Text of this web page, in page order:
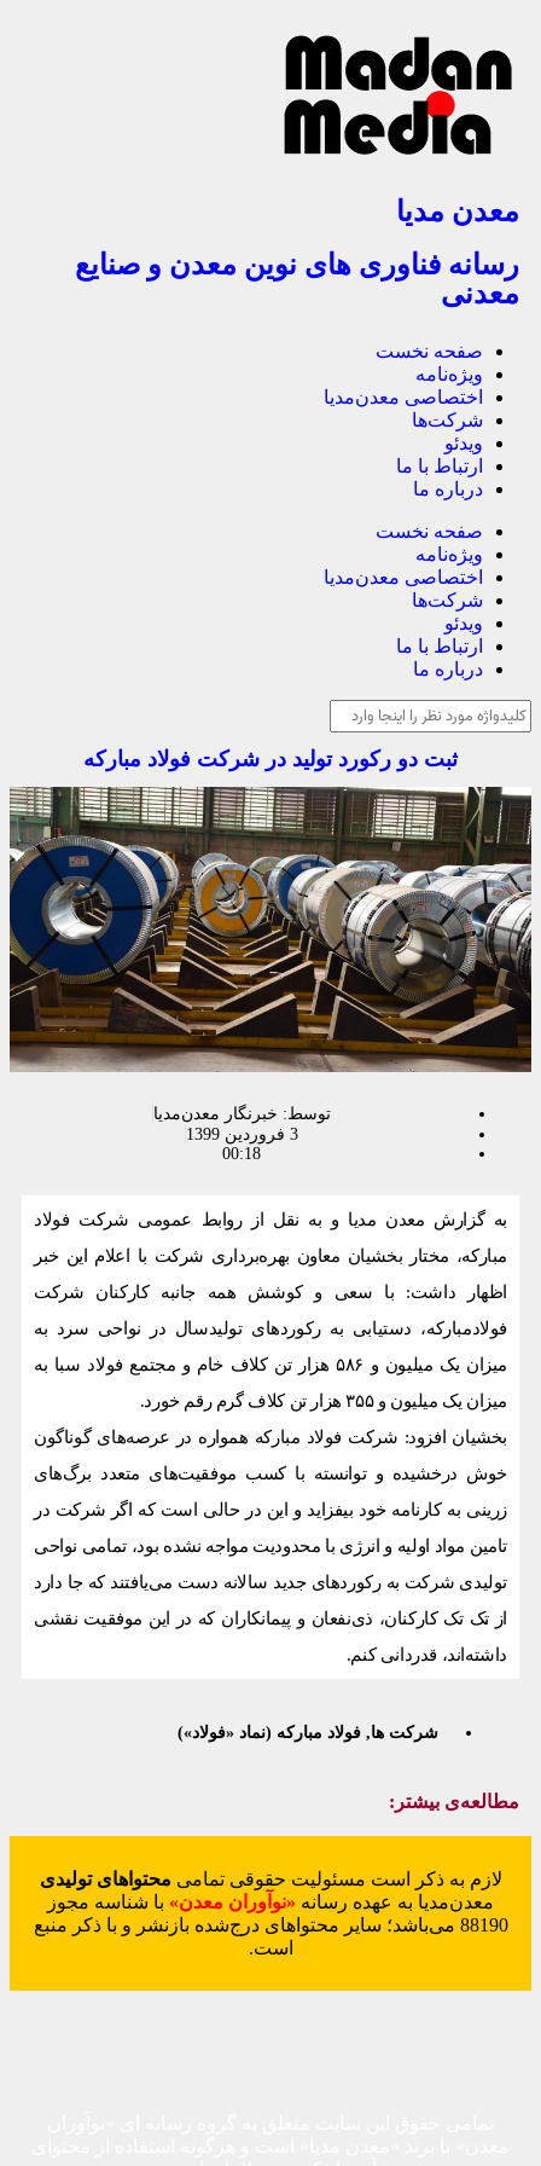
معدن مدیا
رسانه فناوری های نوین معدن و صنایع
معدنی
صفحه نخست
ویژه‌نامه
اختصاصی معدن‌مدیا
شرکت‌ها
ویدئو
ارتباط با ما
درباره ما
صفحه نخست
ویژه‌نامه
اختصاصی معدن‌مدیا
شرکت‌ها
ویدئو
ارتباط با ما
درباره ما
ثبت دو رکورد تولید در شرکت فولاد مبارکه
توسط: خبرنگار معدن‌مدیا
3 فروردین 1399
00:18
به گزارش معدن مدیا و به نقل از روابط عمومی شرکت فولاد
مبارکه، مختار بخشیان معاون بهره‌برداری شرکت با اعلام این خبر
اظهار داشت: با سعی و کوشش همه جانبه کارکنان شرکت
فولادمبارکه، دستیابی به رکوردهای تولیدسال در نواحی سرد به
میزان یک میلیون و ۵۸۶ هزار تن کلاف خام و مجتمع فولاد سبا به
میزان یک میلیون و ۳۵۵ هزار تن کلاف گرم رقم خورد.
بخشیان افزود: شرکت فولاد مبارکه همواره در عرصه‌های گوناگون
خوش درخشیده و توانسته با کسب موفقیت‌های متعدد برگ‌های
زرینی به کارنامه خود بیفزاید و این در حالی است که اگر شرکت در
تامین مواد اولیه و انرژی با محدودیت مواجه نشده بود، تمامی نواحی
تولیدی شرکت به رکوردهای جدید سالانه دست می‌یافتند که جا دارد
از تک تک کارکنان، ذی‌نفعان و پیمانکاران که در این موفقیت نقشی
داشته‌اند، قدردانی کنم.
شرکت ها, فولاد مبارکه (نماد «فولاد»)
مطالعه‌ی بیشتر:
لازم به ذکر است مسئولیت حقوقی تمامی محتواهای تولیدی
معدن‌مدیا به عهده رسانه «نوآوران معدن» با شناسه مجوز
88190 می‌باشد؛ سایر محتواهای درج‌شده بازنشر و با ذکر منبع
است.